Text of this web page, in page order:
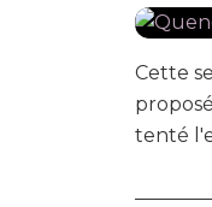
Cette
tenté